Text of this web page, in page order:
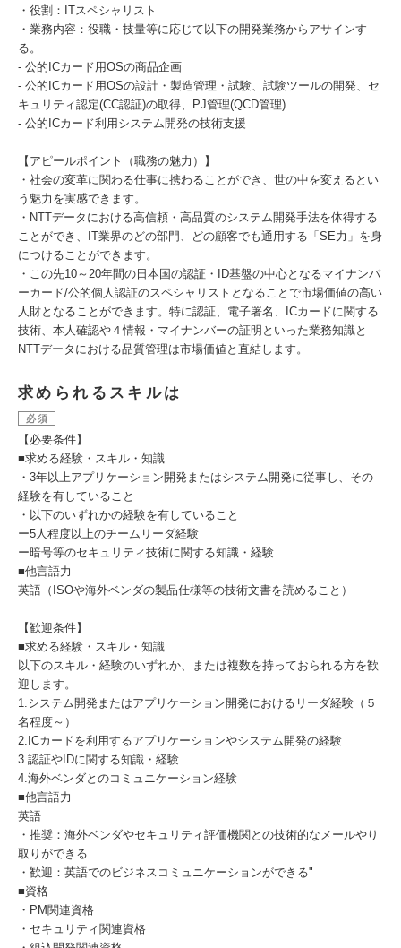
・役割：ITスペシャリスト
・業務内容：役職・技量等に応じて以下の開発業務からアサインす
る。
- 公的ICカード用OSの商品企画
- 公的ICカード用OSの設計・製造管理・試験、試験ツールの開発、セ
キュリティ認定(CC認証)の取得、PJ管理(QCD管理)
- 公的ICカード利用システム開発の技術支援
【アピールポイント（職務の魅力）】
・社会の変革に関わる仕事に携わることができ、世の中を変えるとい
う魅力を実感できます。
・NTTデータにおける高信頼・高品質のシステム開発手法を体得する
ことができ、IT業界のどの部門、どの顧客でも通用する「SE力」を身
につけることができます。
・この先10～20年間の日本国の認証・ID基盤の中心となるマイナンバ
ーカード/公的個人認証のスペシャリストとなることで市場価値の高い
人財となることができます。特に認証、電子署名、ICカードに関する
技術、本人確認や４情報・マイナンバーの証明といった業務知識と
NTTデータにおける品質管理は市場価値と直結します。
求められるスキルは
必須
【必要条件】
■求める経験・スキル・知識
・3年以上アプリケーション開発またはシステム開発に従事し、その
経験を有していること
・以下のいずれかの経験を有していること
ー5人程度以上のチームリーダ経験
ー暗号等のセキュリティ技術に関する知識・経験
■他言語力
英語（ISOや海外ベンダの製品仕様等の技術文書を読めること）
【歓迎条件】
■求める経験・スキル・知識
以下のスキル・経験のいずれか、または複数を持っておられる方を歓
迎します。
1.システム開発またはアプリケーション開発におけるリーダ経験（５
名程度～）
2.ICカードを利用するアプリケーションやシステム開発の経験
3.認証やIDに関する知識・経験
4.海外ベンダとのコミュニケーション経験
■他言語力
英語
・推奨：海外ベンダやセキュリティ評価機関との技術的なメールやり
取りができる
・歓迎：英語でのビジネスコミュニケーションができる"
■資格
・PM関連資格
・セキュリティ関連資格